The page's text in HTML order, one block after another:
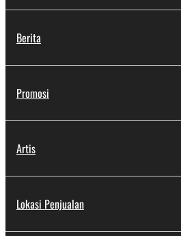
Berita
Promosi
Artis
Lokasi Penjualan